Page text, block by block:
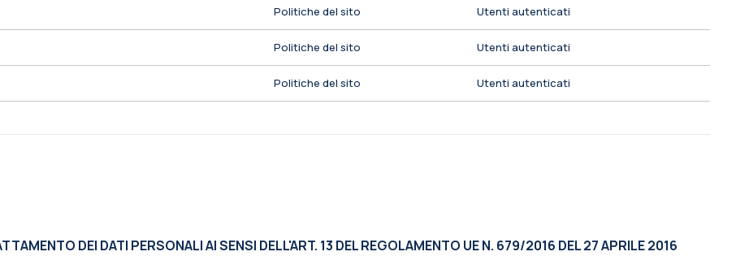
Politiche del sito Utenti autenticati
Politiche del sito Utenti autenticati
Politiche del sito Utenti autenticati
DEI DATI PERSONALI AI SENSI DELL'ART. 13 DEL REGOLAMENTO UE N. 679/2016 DEL 27 APRILE 2016